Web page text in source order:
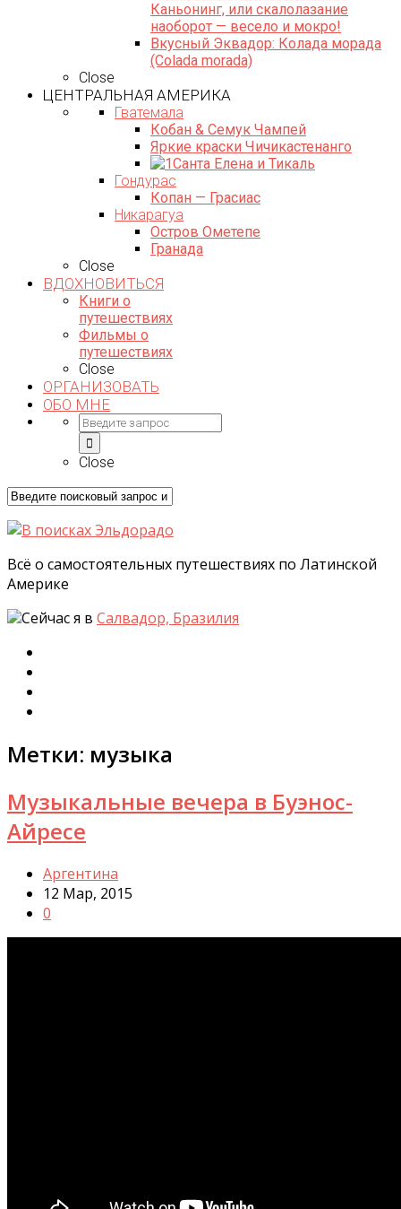
Каньонинг, или скалолазание
наоборот — весело и мокро!
Вкусный Эквадор: Колада морада
(Colada morada)
Close
ЦЕНТРАЛЬНАЯ АМЕРИКА
Гватемала
Кобан & Семук Чампей
Яркие краски Чичикастенанго
Санта Елена и Тикаль
Гондурас
Копан — Грасиас
Никарагуа
Остров Ометепе
Гранада
Close
ВДОХНОВИТЬСЯ
Книги о
путешествиях
Фильмы о
путешествиях
Close
ОРГАНИЗОВАТЬ
ОБО МНЕ
Close
Всё о самостоятельных путешествиях по Латинской
Америке
Сейчас я в Салвадор, Бразилия
Метки: музыка
Музыкальные вечера в Буэнос-
Айресе
Аргентина
12 Мар, 2015
0